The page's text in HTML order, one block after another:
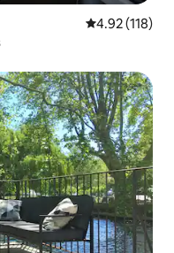
Meánrátáil
4.92 (118)